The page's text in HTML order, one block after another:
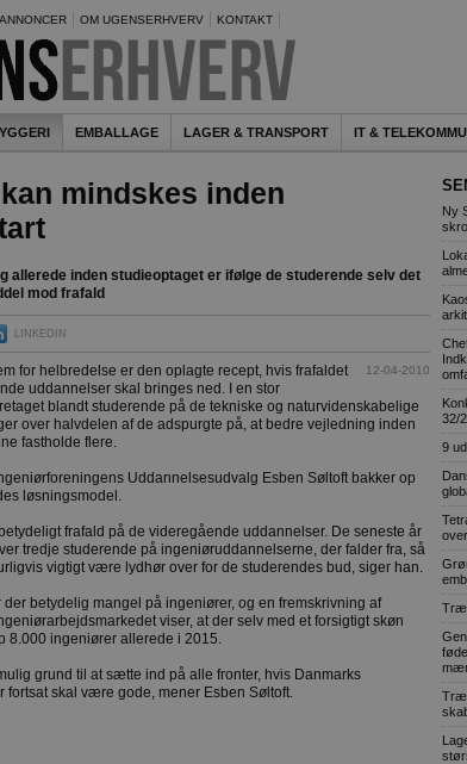
ANNONCER OM UGENSERHVERV KONTAKT
EMBALLAGE LAGER & TRANSPORT IT &
mindskes inden
allerede inden studieoptaget er ifølge de studerende selv det
mod frafald
LINKEDIN
12-04-2010
for helbredelse er den oplagte recept, hvis frafaldet
uddannelser skal bringes ned. I en stor
blandt studerende på de tekniske og naturvidenskabelige
over halvdelen af de adspurgte på, at bedre vejledning inden
fastholde flere.
Uddannelsesudvalg Esben Søltoft bakker op
løsningsmodel.
frafald på de videregående uddannelser. De seneste år
tredje studerende på ingeniøruddannelserne, der falder fra, så
vigtigt være lydhør over for de studerendes bud, siger han.
betydelig mangel på ingeniører, og en fremskrivning af
viser, at der selv med et forsigtigt skøn
8.000 ingeniører allerede i 2015.
grund til at sætte ind på alle fronter, hvis Danmarks
fortsat skal være gode, mener Esben Søltoft.
Ny
32/
9